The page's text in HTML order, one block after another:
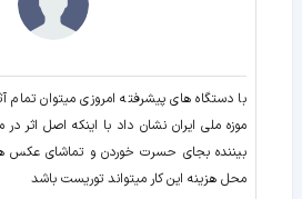
با دستگاه های پیشرفته امروزی میتوان تمام
موزه ملی ایران نشان داد با اینکه اصل اثر
بیننده بجای حسرت خوردن و تماشای عکس ها
محل هزینه این کار میتواند توریست باشد